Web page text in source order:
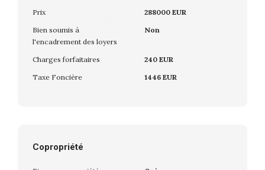
Prix
288000 EUR
Bien soumis à
l'encadrement des loyers
Non
Charges forfaitaires
240 EUR
Taxe Foncière
1446 EUR
Copropriété